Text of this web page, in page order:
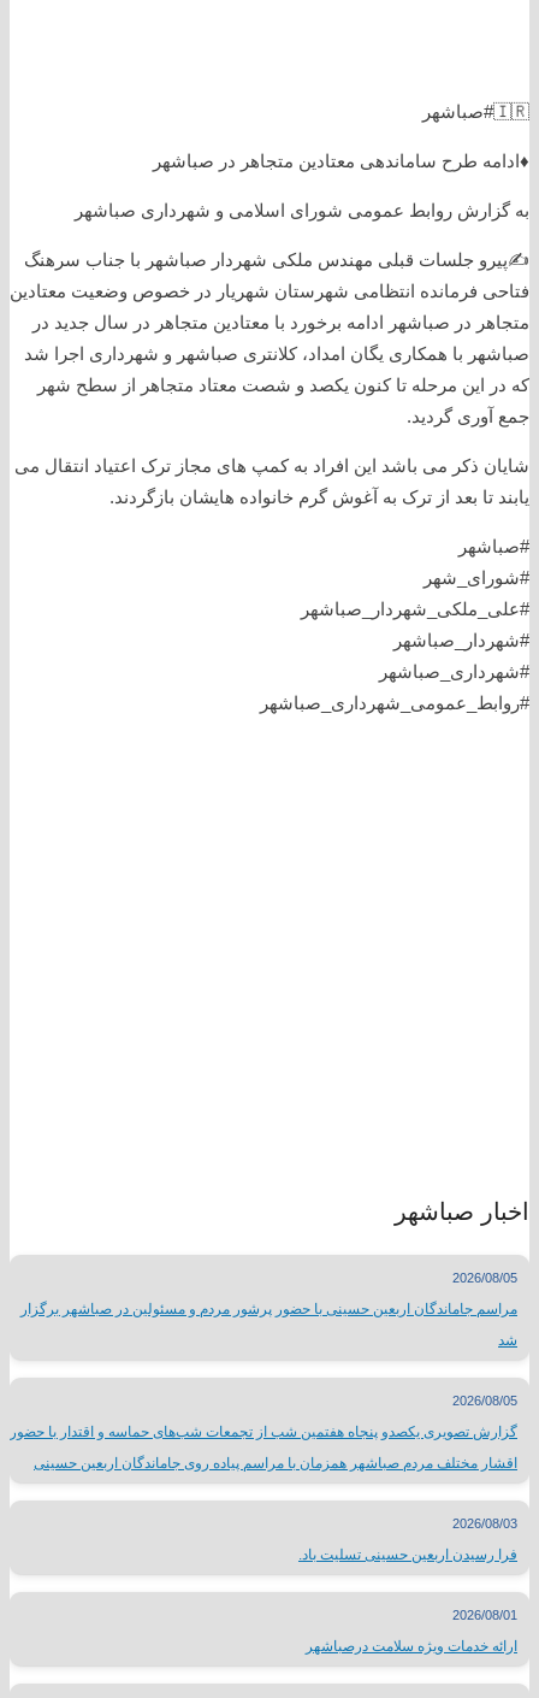
🇮🇷#صباشهر
♦️ادامه طرح ساماندهی معتادین متجاهر در صباشهر
به گزارش روابط عمومی شورای اسلامی و شهرداری صباشهر
✍️پیرو جلسات قبلی مهندس ملکی شهردار صباشهر با جناب سرهنگ
فتاحی فرمانده انتظامی شهرستان شهریار در خصوص وضعیت معتادین
متجاهر در صباشهر ادامه برخورد با معتادین متجاهر در سال جدید در
صباشهر با همکاری یگان امداد، کلانتری صباشهر و شهرداری اجرا شد
که در این مرحله تا کنون یکصد و شصت معتاد متجاهر از سطح شهر
جمع آوری گردید.
شایان ذکر می باشد این افراد به کمپ های مجاز ترک اعتیاد انتقال می
یابند تا بعد از ترک به آغوش گرم خانواده هایشان بازگردند.
#صباشهر
#شورای_شهر
#علی_ملکی_شهردار_صباشهر
#شهردار_صباشهر
#شهرداری_صباشهر
#روابط_عمومی_شهرداری_صباشهر
اخبار صباشهر
2026/08/05
مراسم جاماندگان اربعین حسینی با حضور پرشور مردم و مسئولین در صباشهر برگزار
شد
2026/08/05
گزارش تصویری یکصدو پنجاه هفتمین شب از تجمعات شب‌های حماسه و اقتدار با حضور
اقشار مختلف مردم صباشهر همزمان با مراسم پیاده روی جاماندگان اربعین حسینی
2026/08/03
فرا رسیدن اربعین حسینی تسلیت باد.
2026/08/01
ارائه خدمات ویژه سلامت درصباشهر